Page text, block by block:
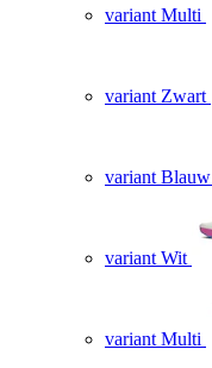
variant Multi
variant Zwart
variant Blauw
variant Wit
variant Multi